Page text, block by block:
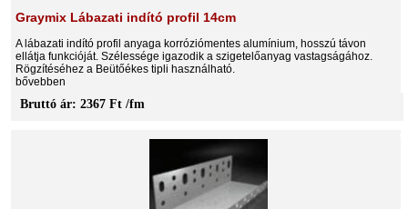
Graymix Lábazati indító profil 14cm
A lábazati indító profil anyaga korróziómentes alumínium, hosszú távon
ellátja funkcióját. Szélessége igazodik a szigetelőanyag vastagságához.
Rögzítéséhez a Beütőékes tipli használható.
bővebben
Bruttó ár: 2367 Ft /fm